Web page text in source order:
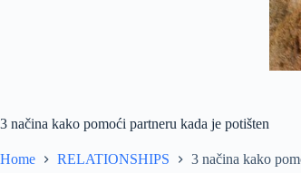
3 načina kako pomoći partneru kada je potišten
Home RELATIONSHIPS 3 načina kako